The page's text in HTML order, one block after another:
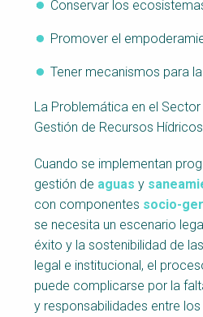
Conservar los
Promover el
Tener mecanismos para
La Problemática en el
Gestión de Recursos Hídricos
Cuando se implementan
gestión de aguas y
con componentes socio-
se necesita un escenario
éxito y la sostenibilidad de
legal e institucional, el
puede complicarse por la
y responsabilidades entre